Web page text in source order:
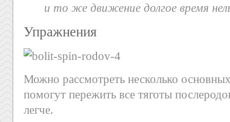
и то же движение долгое время
Упражнения
Можно рассмотреть несколько
помогут пережить все тяготы
легче.